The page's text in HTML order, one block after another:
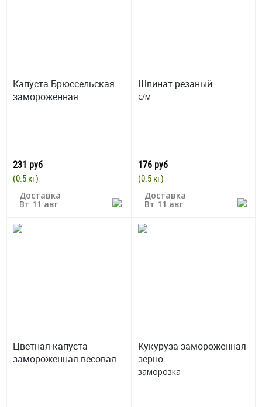
Капуста Брюссельская
замороженная
231 руб
(0.5 кг)
Доставка
Вт 11 авг
Шпинат резаный
с/м
176 руб
(0.5 кг)
Доставка
Вт 11 авг
Цветная капуста
замороженная весовая
Кукуруза замороженная
зерно
заморозка